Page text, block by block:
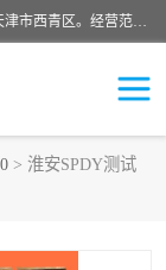
天津市信仪科科技有限公司成立于2013年，注册地位于天津市西青区。经营范围包括计算机软件、电子产品、仪器技术开发、技术转让、技术咨询、技术服务、网络工程、电子监控工程安装等；主要产品有：网络流量测试仪、Ixia XM2、XM12、XGS2、XGS12、400T、1600T、X16网络协议分析仪，Agilent N2X 等等各种型号，欢迎来电咨询。
> 淮安SPDY测试
N4U